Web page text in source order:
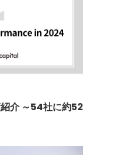
介 ～54社に約52